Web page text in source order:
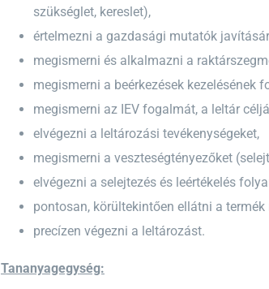
szükséglet, kereslet),
értelmezni a gazdasági mutatók
megismerni és alkalmazni a
megismerni a beérkezések kezelésének
megismerni az IEV fogalmát, a leltár
elvégezni a leltározási tevékenységeket,
megismerni a veszteségtényezőket
elvégezni a selejtezés és leértékelés
pontosan, körültekintően ellátni a
precízen végezni a leltározást.
Tananyagegység: